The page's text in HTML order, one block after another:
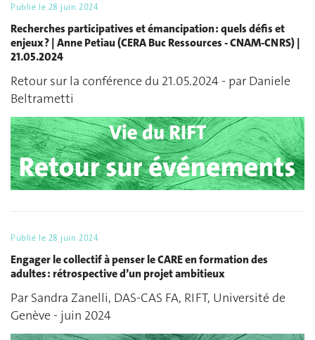
Publié le 28 juin 2024
Recherches participatives et émancipation : quels défis et
enjeux ? | Anne Petiau (CERA Buc Ressources - CNAM-CNRS) |
21.05.2024
Retour sur la conférence du 21.05.2024 - par Daniele
Beltrametti
Publié le 28 juin 2024
Engager le collectif à penser le CARE en formation des
adultes : rétrospective d’un projet ambitieux
Par Sandra Zanelli, DAS-CAS FA, RIFT, Université de
Genève - juin 2024